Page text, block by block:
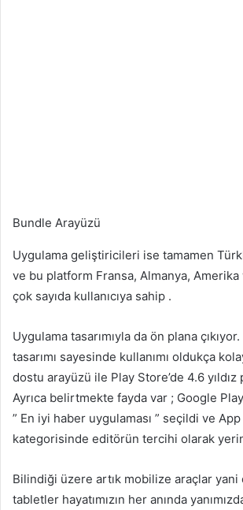
Bundle Arayüzü
Uygulama geliştiricileri ise tamamen
ve bu platform Fransa, Almanya, Amerika
çok sayıda kullanıcıya sahip .
Uygulama tasarımıyla da ön plana
tasarımı sayesinde kullanımı oldukça
dostu arayüzü ile Play Store’de 4.6 yıldız
Ayrıca belirtmekte fayda var ; Google
” En iyi haber uygulaması ” seçildi ve
kategorisinde editörün tercihi olarak
Bilindiği üzere artık mobilize araçlar yani
tabletler hayatımızın her anında